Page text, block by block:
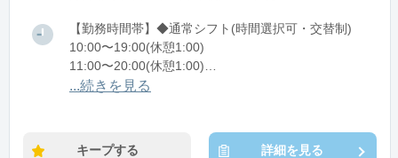
【勤務時間帯】◆通常シフト(時間選択可・交替制)
10:00〜19:00(休憩1:00)
11:00〜20:00(休憩1:00)
12:00〜21:00(休憩1:00)
...続きを見る
キープする 詳細を見る